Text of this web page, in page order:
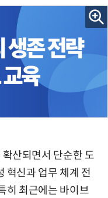
산되면서 단순한 도
혁신과 업무 체계 전
히 최근에는 바이브